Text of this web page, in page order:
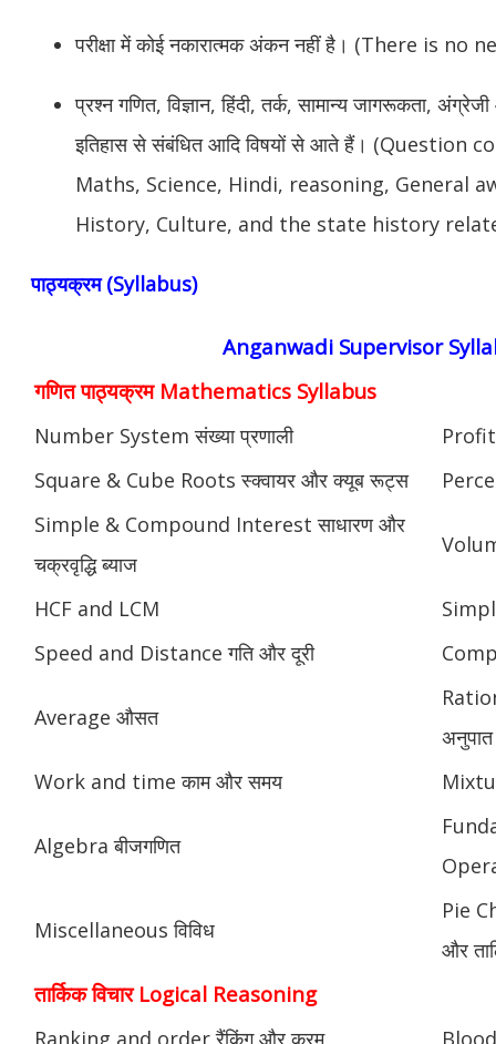
परीक्षा में कोई नकारात्मक अंकन नहीं है। (There is
प्रश्न गणित, विज्ञान, हिंदी, तर्क, सामान्य जागरूकता,
इतिहास से संबंधित आदि विषयों से आते हैं।
Maths, Science, Hindi, reasoning, General
History, Culture, and the state history
पाठ्यक्रम (Syllabus)
Anganwadi Supervisor
गणित पाठ्यक्रम Mathematics Syllabus
Number System संख्या प्रणाली
Profit
Square & Cube Roots स्क्वायर और क्यूब रूट्स
Simple & Compound Interest साधारण और
चक्रवृद्धि ब्याज
HCF and LCM
Speed and Distance गति और दूरी
Average औसत
अनुपात
Work and time काम और समय
Algebra बीजगणित
Miscellaneous विविध
Pie
और
तार्किक विचार Logical Reasoning
Ranking and order रैंकिंग और क्रम